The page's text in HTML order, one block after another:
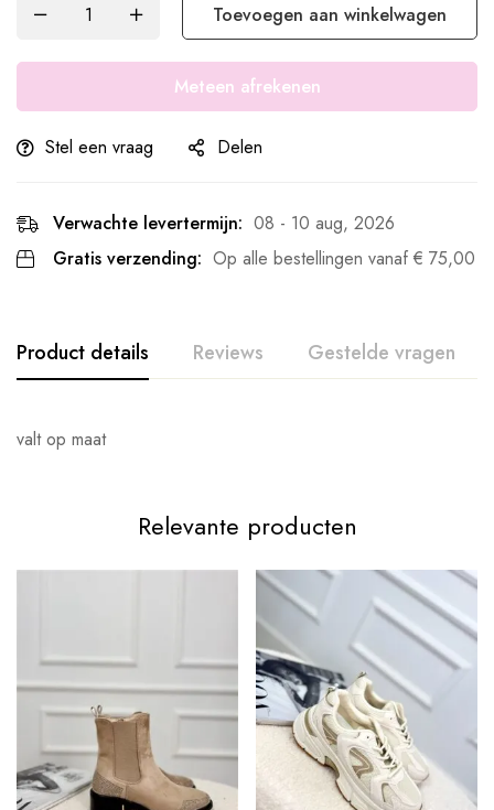
Toevoegen aan winkelwagen
Meteen afrekenen
Stel een vraag Delen
Verwachte levertermijn: 08 - 10 aug, 2026
Gratis verzending: Op alle bestellingen vanaf € 75,00
Product details Reviews Gestelde vragen
valt op maat
Relevante producten